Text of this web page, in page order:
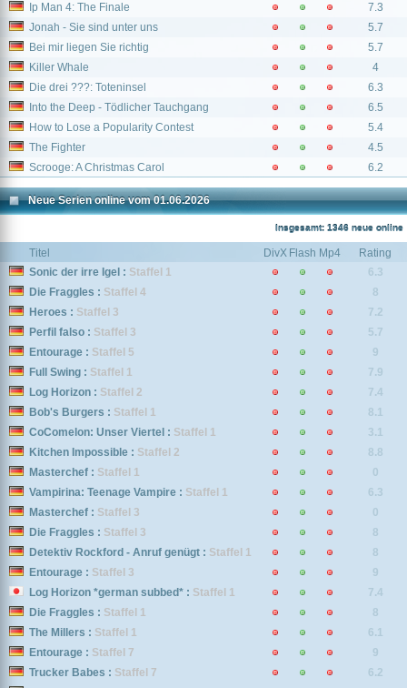
Ip Man 4: The Finale
7.3
Jonah - Sie sind unter uns
5.7
Bei mir liegen Sie richtig
5.7
Killer Whale
4
Die drei ???: Toteninsel
6.3
Into the Deep - Tödlicher Tauchgang
6.5
How to Lose a Popularity Contest
5.4
The Fighter
4.5
Scrooge: A Christmas Carol
6.2
Neue Serien online vom 01.06.2026
Insgesamt: 1346 neue online
Titel DivX Flash Mp4
Rating
Sonic der irre Igel : Staffel 1
6.3
Die Fraggles : Staffel 4
8
Heroes : Staffel 3
7.2
Perfil falso : Staffel 3
5.7
Entourage : Staffel 5
9
Full Swing : Staffel 1
7.9
Log Horizon : Staffel 2
7.4
Bob's Burgers : Staffel 1
8.1
CoComelon: Unser Viertel : Staffel 1
3.1
Kitchen Impossible : Staffel 2
8.8
Masterchef : Staffel 1
0
Vampirina: Teenage Vampire : Staffel 1
6.3
Masterchef : Staffel 3
0
Die Fraggles : Staffel 3
8
Detektiv Rockford - Anruf genügt : Staffel 1
8
Entourage : Staffel 3
9
Log Horizon *german subbed* : Staffel 1
7.4
Die Fraggles : Staffel 1
8
The Millers : Staffel 1
6.1
Entourage : Staffel 7
9
Trucker Babes : Staffel 7
6.2